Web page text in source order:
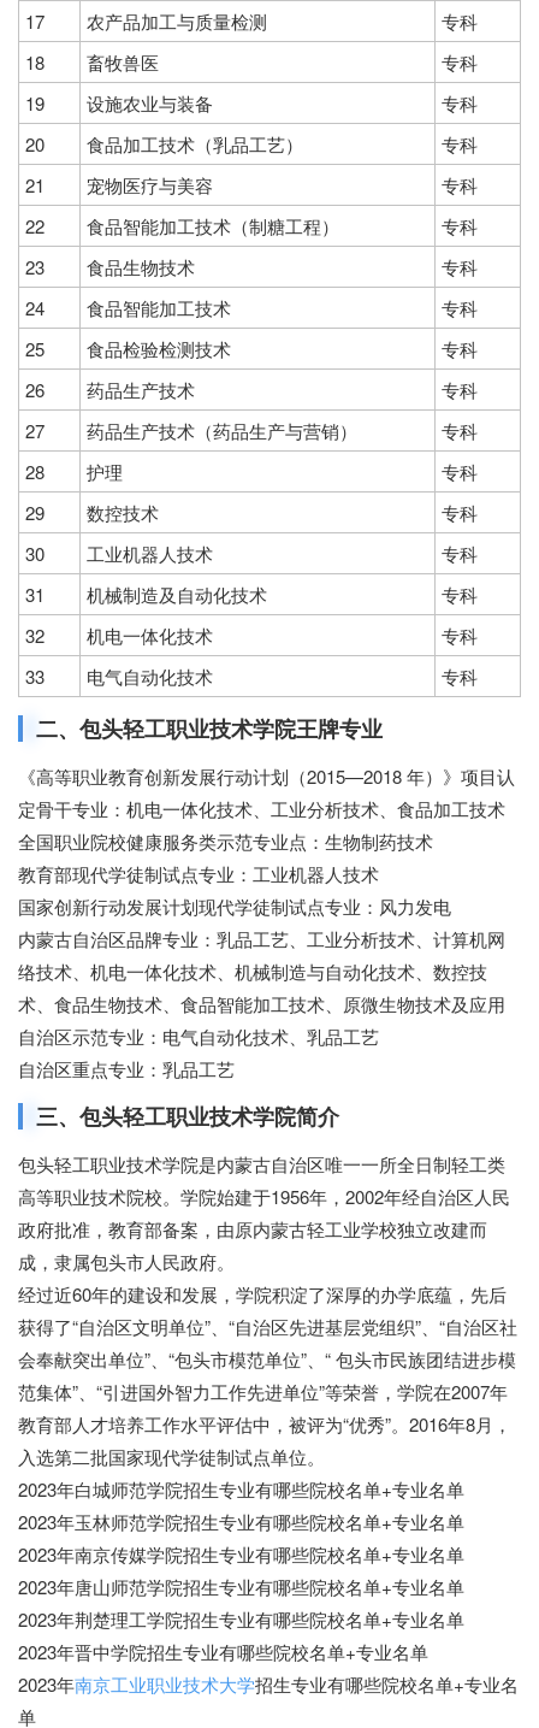
17
农产品加工与质量检测
专科
18
畜牧兽医
专科
19
设施农业与装备
专科
20
食品加工技术（乳品工艺）
专科
21
宠物医疗与美容
专科
22
食品智能加工技术（制糖工程）
专科
23
食品生物技术
专科
24
食品智能加工技术
专科
25
食品检验检测技术
专科
26
药品生产技术
专科
27
药品生产技术（药品生产与营销）
专科
28
护理
专科
29
数控技术
专科
30
工业机器人技术
专科
31
机械制造及自动化技术
专科
32
机电一体化技术
专科
33
电气自动化技术 专科
二、包头轻工职业技术学院王牌专业
《高等职业教育创新发展行动计划（2015—2018 年）》项目认
定骨干专业：机电一体化技术、工业分析技术、食品加工技术
全国职业院校健康服务类示范专业点：生物制药技术
教育部现代学徒制试点专业：工业机器人技术
国家创新行动发展计划现代学徒制试点专业：风力发电
内蒙古自治区品牌专业：乳品工艺、工业分析技术、计算机网
络技术、机电一体化技术、机械制造与自动化技术、数控技
术、食品生物技术、食品智能加工技术、原微生物技术及应用
自治区示范专业：电气自动化技术、乳品工艺
自治区重点专业：乳品工艺
三、包头轻工职业技术学院简介
包头轻工职业技术学院是内蒙古自治区唯一一所全日制轻工类
高等职业技术院校。学院始建于1956年，2002年经自治区人民
政府批准，教育部备案，由原内蒙古轻工业学校独立改建而
成，隶属包头市人民政府。
经过近60年的建设和发展，学院积淀了深厚的办学底蕴，先后
获得了“自治区文明单位”、“自治区先进基层党组织”、“自治区社
会奉献突出单位”、“包头市模范单位”、“ 包头市民族团结进步模
范集体”、“引进国外智力工作先进单位”等荣誉，学院在2007年
教育部人才培养工作水平评估中，被评为“优秀”。2016年8月，
入选第二批国家现代学徒制试点单位。
2023年白城师范学院招生专业有哪些院校名单+专业名单
2023年玉林师范学院招生专业有哪些院校名单+专业名单
2023年南京传媒学院招生专业有哪些院校名单+专业名单
2023年唐山师范学院招生专业有哪些院校名单+专业名单
2023年荆楚理工学院招生专业有哪些院校名单+专业名单
2023年晋中学院招生专业有哪些院校名单+专业名单
2023年南京工业职业技术大学招生专业有哪些院校名单+专业名
单